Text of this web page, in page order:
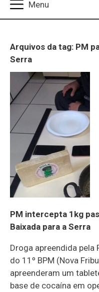
Arquivos da tag: PM
Serra
PM intercepta 1kg
Baixada para a Serra
Droga apreendida pela
do 11º BPM (Nova
apreenderam um
base de cocaína em